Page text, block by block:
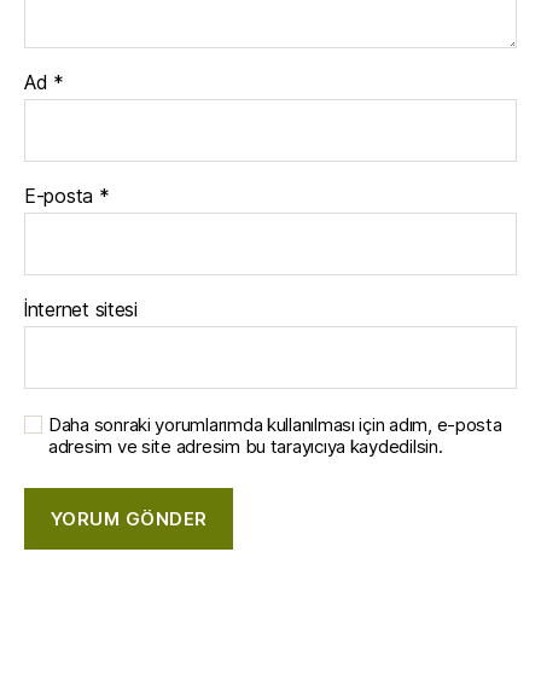
Ad *
E-posta *
İnternet sitesi
Daha sonraki yorumlarımda kullanılması için adım, e-posta
adresim ve site adresim bu tarayıcıya kaydedilsin.